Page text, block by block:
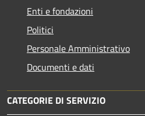
Enti e fondazioni
Politici
Personale Amministrativo
Documenti e dati
CATEGORIE DI SERVIZIO